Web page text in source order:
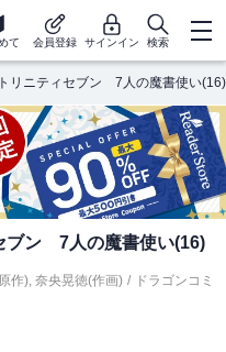
て 会員登録 サインイン 検索
トリニティセブン 7人の魔書使い(16)
ブン 7人の魔書使い(16)
作), 奈央晃徳(作画) / ドラゴンコミ